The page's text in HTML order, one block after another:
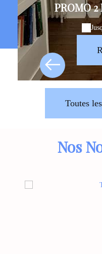
PROMO 2
Toutes
Nos